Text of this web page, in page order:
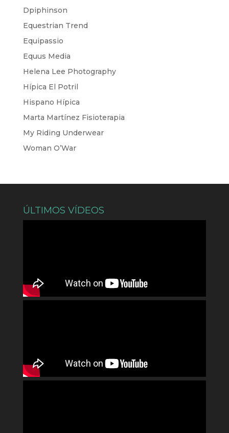
Dpiphinson
Equestrian Trend
Equipassio
Equus Media
Helena Lee Photography
Hípica El Potril
Hispano Hípica
Marta Martínez Fisioterapia
My Riding Underwear
Woman O’War
ÚLTIMOS VÍDEOS